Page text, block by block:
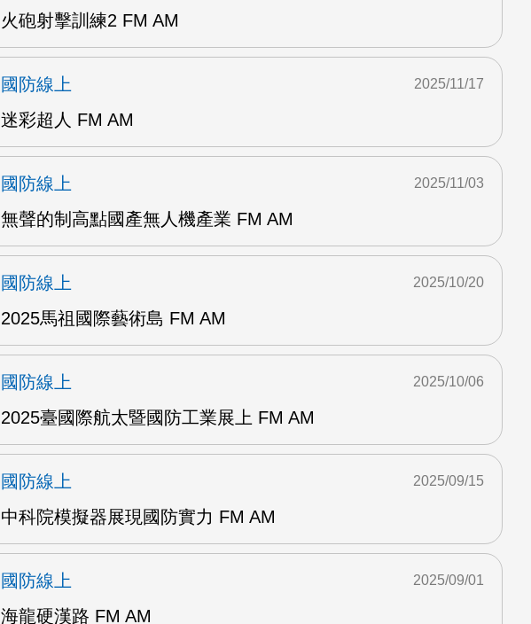
火砲射擊訓練2 FM AM
國防線上
迷彩超人 FM AM
2025/11/17
國防線上
無聲的制高點國產無人機產業 FM AM
2025/11/03
國防線上
2025馬祖國際藝術島 FM AM
2025/10/20
國防線上
2025臺國際航太暨國防工業展上 FM AM
2025/10/06
國防線上
中科院模擬器展現國防實力 FM AM
2025/09/15
國防線上
海龍硬漢路 FM AM
2025/09/01